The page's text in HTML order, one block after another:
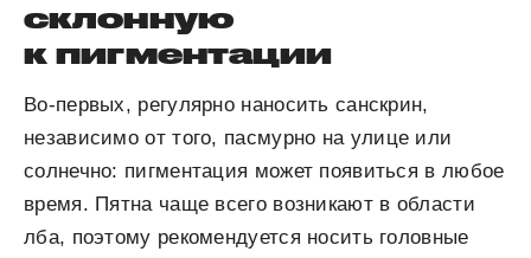
склонную
к пигментации
Во-первых, регулярно наносить санскрин,
независимо от того, пасмурно на улице или
солнечно: пигментация может появиться в любое
время. Пятна чаще всего возникают в области
лба, поэтому рекомендуется носить головные